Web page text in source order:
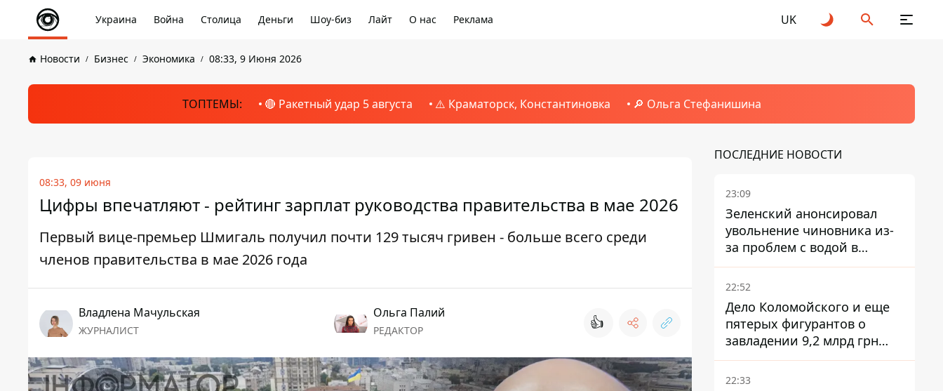
Украина Война Столица Деньги Шоу-биз Лайт О нас Реклама UK
Новости Бизнес Экономика 08:33, 9 Июня 2026
ТОПТЕМЫ: 🔴 Ракетный удар 5 августа ⚠️ Краматорск, Константиновка 🔎 Ольга Стефанишина
08:33, 09 июня
Цифры впечатляют - рейтинг зарплат руководства правительства в мае 2026
Первый вице-премьер Шмигаль получил почти 129 тысяч гривен - больше всего среди
членов правительства в мае 2026 года
Владлена Мачульская
ЖУРНАЛИСТ
Ольга Палий
РЕДАКТОР 👍
ПОСЛЕДНИЕ НОВОСТИ
23:09
Зеленский анонсировал
увольнение чиновника из-
за проблем с водой в
Марганце
22:52
Дело Коломойского и еще
пятерых фигурантов о
завладении 9,2 млрд грн
ПриватБанка направили в
суд
22:33